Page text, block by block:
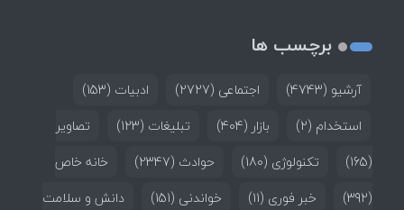
برچسب ها
آرشیو (4743) اجتماعی (2727) ادبیات (153)
استخدام (2) بازار (404) تبلیغات (123)
تصاویر
(165)
تکنولوژی (180) حوادث (2347)
خانه خاص
(392)
خبر فوری (11) خواندنی (151)
دانش و سلامت